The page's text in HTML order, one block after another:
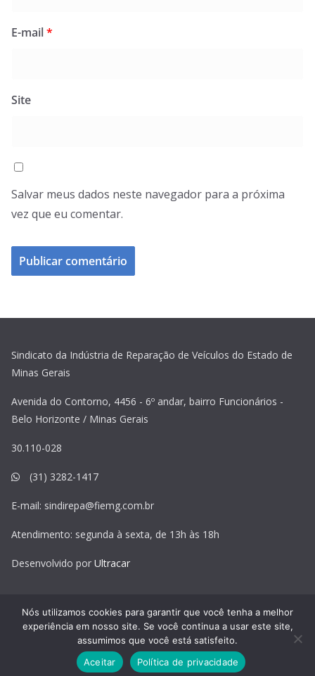
E-mail*
Site
Salvar meus dados neste navegador para a próxima
vez que eu comentar.
Sindicato da Indústria de Reparação de Veículos do Estado de
Minas Gerais
Avenida do Contorno, 4456 - 6º andar, bairro Funcionários -
Belo Horizonte / Minas Gerais
30.110-028
(31) 3282-1417
E-mail: sindirepa@fiemg.com.br
Atendimento: segunda à sexta, de 13h às 18h
Desenvolvido por Ultracar
Copyright © 2026Sindirepa MG. Todos os direitos reservados.
ColorMagpor ThemeGrill. Powered byWordPress
Nós utilizamos cookies para garantir que você tenha a melhor
experiência em nosso site. Se você continua a usar este site,
assumimos que você está satisfeito.
Aceitar
Política de privacidade